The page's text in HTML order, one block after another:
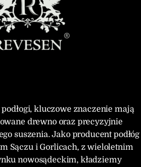
kluczowe znaczenie mają
drewno oraz precyzyjnie
suszenia. Jako producent podłóg
Sączu i Gorlicach, z wieloletnim
nowosądeckim, kładziemy